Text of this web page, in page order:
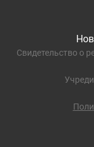
Свидетельство о